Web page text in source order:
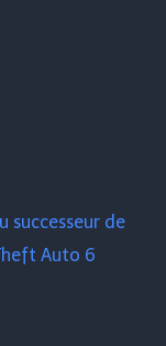
successeur de
Auto 6